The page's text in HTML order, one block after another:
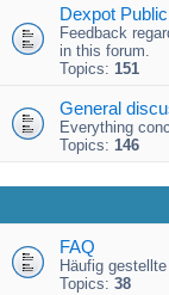
Dexpot
Feedback
in this forum.
Topics: 151
General
Everything
Topics: 146
FAQ
Häufig
Topics: 38